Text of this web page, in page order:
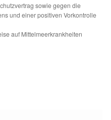
sowie gegen die
und einer positiven Vorkontrolle
auf Mittelmeerkrankheiten